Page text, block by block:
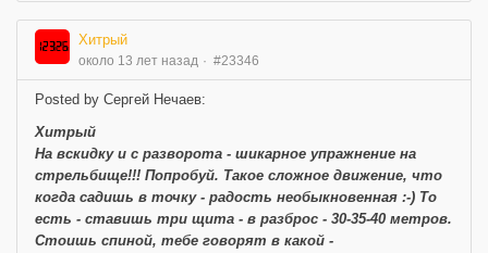
Хитрый
около 13 лет назад #23346
Posted by Сергей Нечаев:
Хитрый
На вскидку и с разворота - шикарное упражнение на
стрельбище!!! Попробуй. Такое сложное движение, что
когда садишь в точку - радость необыкновенная :-) То
есть - ставишь три щита - в разброс - 30-35-40 метров.
Стоишь спиной, тебе говорят в какой -